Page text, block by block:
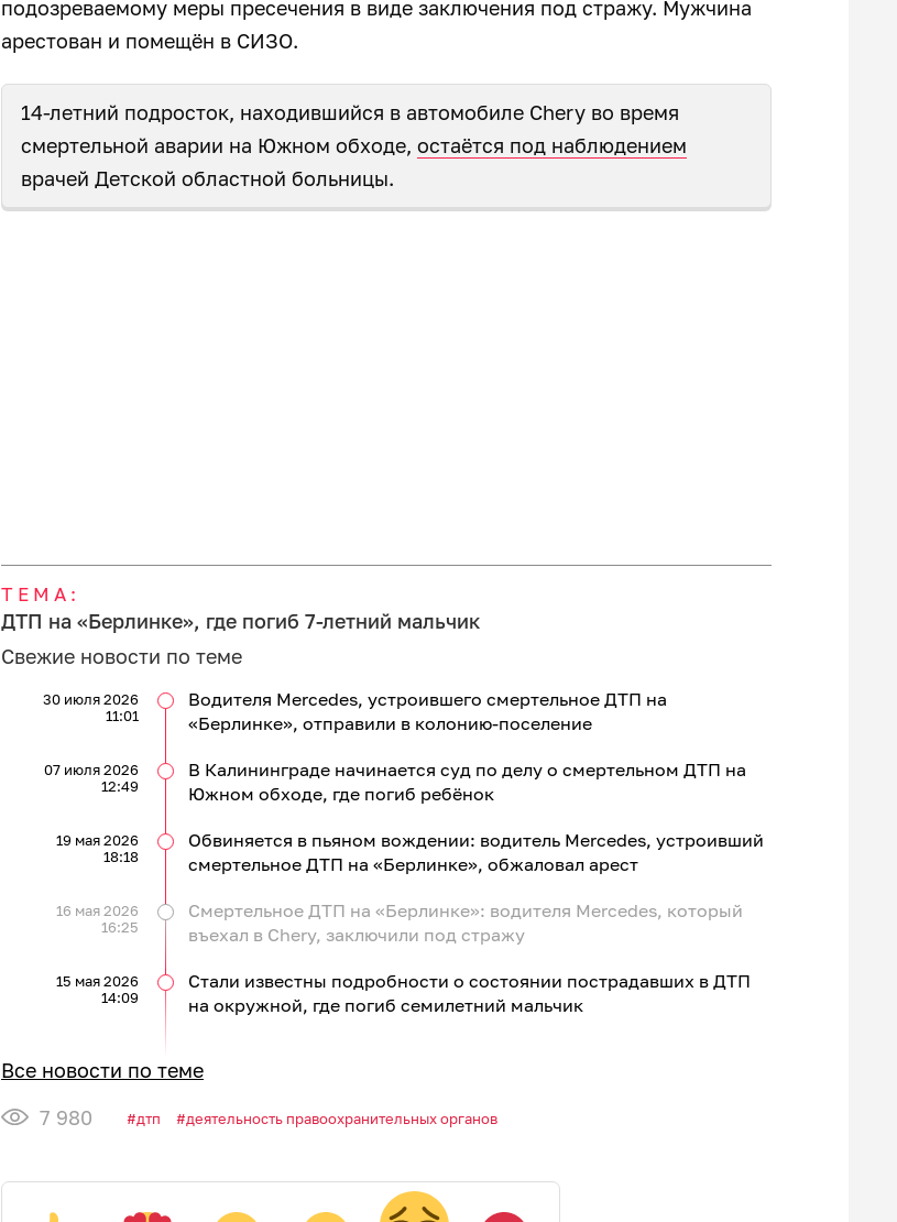
подозреваемому меры пресечения в виде заключения под стражу. Мужчина
арестован и помещён в СИЗО.
14-летний подросток, находившийся в автомобиле Chery во время
смертельной аварии на Южном обходе, остаётся под наблюдением
врачей Детской областной больницы.
ТЕМА:
ДТП на «Берлинке», где погиб 7-летний мальчик
Свежие новости по теме
Водителя Mercedes, устроившего смертельное ДТП на
«Берлинке», отправили в колонию-поселение
30 июля 2026
11:01
В Калининграде начинается суд по делу о смертельном ДТП на
Южном обходе, где погиб ребёнок
07 июля 2026
12:49
Обвиняется в пьяном вождении: водитель Mercedes, устроивший
смертельное ДТП на «Берлинке», обжаловал арест
19 мая 2026
18:18
Смертельное ДТП на «Берлинке»: водителя Mercedes, который
въехал в Chery, заключили под стражу
16 мая 2026
16:25
Стали известны подробности о состоянии пострадавших в ДТП
на окружной, где погиб семилетний мальчик
15 мая 2026
14:09
Все новости по теме
7 980
дтп деятельность правоохранительных органов